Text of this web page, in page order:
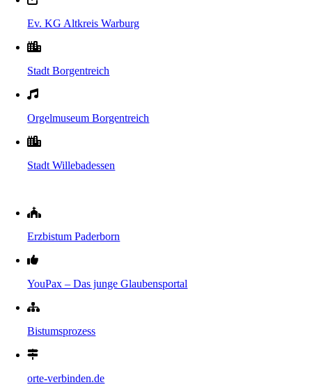
Ev. KG Altkreis Warburg
Stadt Borgentreich
Orgelmuseum Borgentreich
Stadt Willebadessen
Erzbistum Paderborn
YouPax – Das junge Glaubensportal
Bistumsprozess
orte-verbinden.de